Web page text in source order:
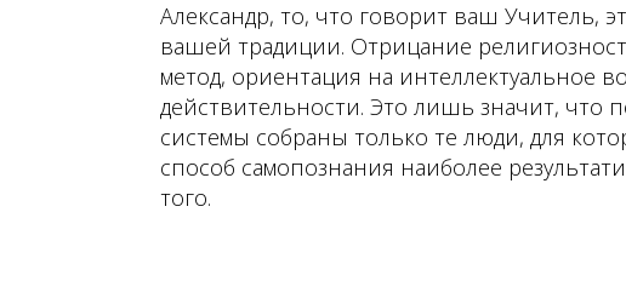
Александр, то, что говорит ваш Учитель,
вашей традиции. Отрицание
метод, ориентация на интеллектуальное
действительности. Это лишь значит, что
системы собраны только те люди, для
способ самопознания наиболее
того.